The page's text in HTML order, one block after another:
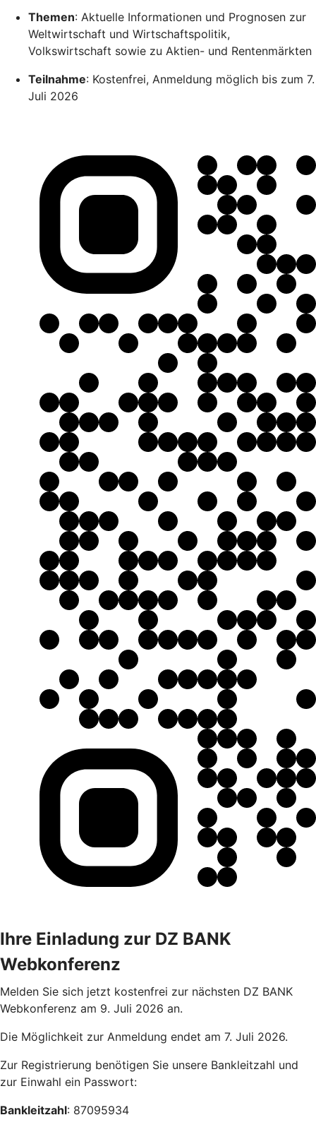
Themen: Aktuelle Informationen und Prognosen zur
Weltwirtschaft und Wirtschaftspolitik,
Volkswirtschaft sowie zu Aktien- und Rentenmärkten
Teilnahme: Kostenfrei, Anmeldung möglich bis zum 7.
Juli 2026
Ihre Einladung zur DZ BANK
Webkonferenz
Melden Sie sich jetzt kostenfrei zur nächsten DZ BANK
Webkonferenz am 9. Juli 2026 an.
Die Möglichkeit zur Anmeldung endet am 7. Juli 2026.
Zur Registrierung benötigen Sie unsere Bankleitzahl und
zur Einwahl ein Passwort:
Bankleitzahl: 87095934